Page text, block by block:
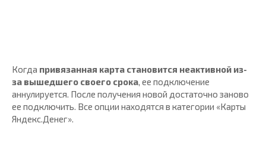
Когда привязанная карта становится неактивной из-
за вышедшего своего срока, ее подключение
аннулируется. После получения новой достаточно заново
ее подключить. Все опции находятся в категории «Карты
Яндекс.Денег».